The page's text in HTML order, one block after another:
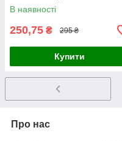
В наявності
250,75 ₴ 295 ₴
Купити
Про нас